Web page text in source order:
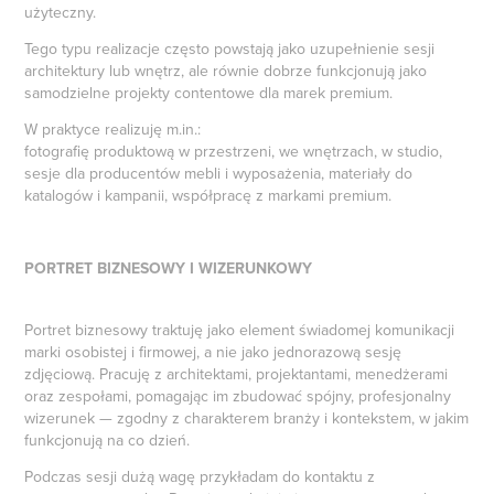
użyteczny.
Tego typu realizacje często powstają jako uzupełnienie sesji
architektury lub wnętrz, ale równie dobrze funkcjonują jako
samodzielne projekty contentowe dla marek premium.
W praktyce realizuję m.in.:
fotografię produktową w przestrzeni, we wnętrzach, w studio,
sesje dla producentów mebli i wyposażenia, materiały do
katalogów i kampanii, współpracę z markami premium.
PORTRET BIZNESOWY I WIZERUNKOWY
Portret biznesowy traktuję jako element świadomej komunikacji
marki osobistej i firmowej, a nie jako jednorazową sesję
zdjęciową. Pracuję z architektami, projektantami, menedżerami
oraz zespołami, pomagając im zbudować spójny, profesjonalny
wizerunek — zgodny z charakterem branży i kontekstem, w jakim
funkcjonują na co dzień.
Podczas sesji dużą wagę przykładam do kontaktu z